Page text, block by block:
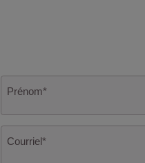
Prénom*
Courriel*